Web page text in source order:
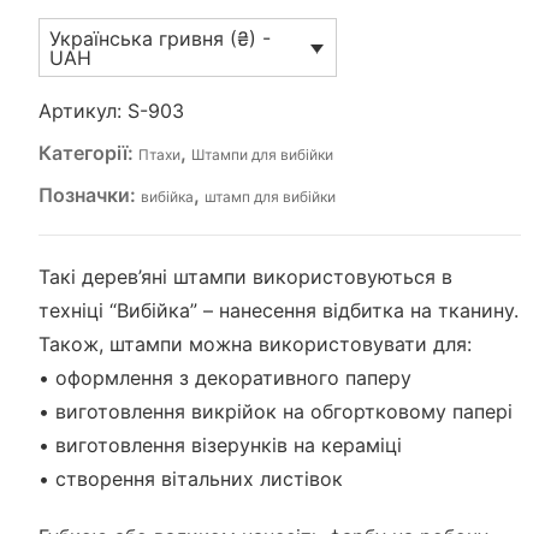
903)
кількість
Українська гривня (₴) -
UAH
Артикул: S-903
Категорії: Птахи, Штампи для вибійки
Позначки: вибійка, штамп для вибійки
Такі дерев’яні штампи використовуються в
техніці “Вибійка” – нанесення відбитка на тканину.
Також, штампи можна використовувати для:
• оформлення з декоративного паперу
• виготовлення викрійок на обгортковому папері
• виготовлення візерунків на кераміці
• створення вітальних листівок